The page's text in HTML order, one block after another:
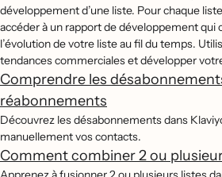
développement d’une liste. Pour chaque
accéder à un rapport de développement qui
l’évolution de votre liste au fil du temps.
tendances commerciales et développer
Comprendre les
réabonnements
Découvrez les désabonnements dans
manuellement vos contacts.
Comment combiner 2 ou